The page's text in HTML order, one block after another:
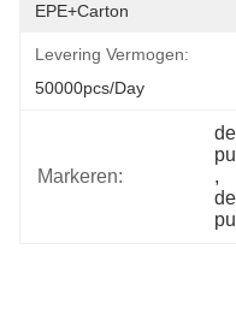
EPE+carton
Levering Vermogen:
50000pcs/day
Markeren:
,